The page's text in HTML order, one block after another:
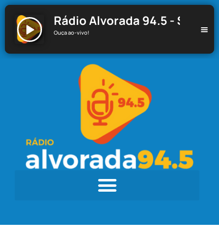
Rádio Alvorada 94.5 - Santa
Ouça ao-vivo!